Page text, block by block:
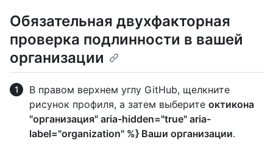
Обязательная двухфакторная
проверка подлинности в вашей
организации
В правом верхнем углу GitHub, щелкните
рисунок профиля, а затем выберите октикона
"организация" aria-hidden="true" aria-
label="organization" %} Ваши организации.